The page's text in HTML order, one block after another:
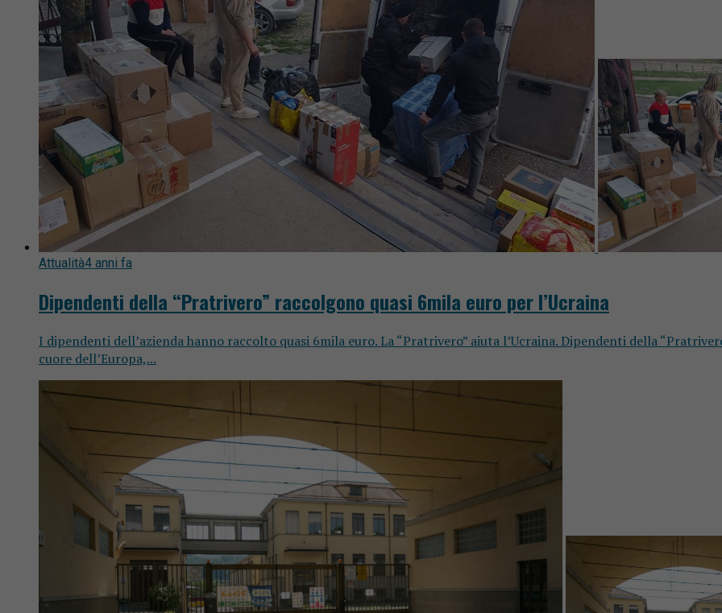
Attualità4 anni fa
Dipendenti della “Pratrivero” raccolgono quasi 6mila euro per l’Ucraina
I dipendenti dell’azienda hanno raccolto quasi 6mila euro. La “Pratrivero” aiuta l’Ucraina. Dipendenti della
cuore dell’Europa,...